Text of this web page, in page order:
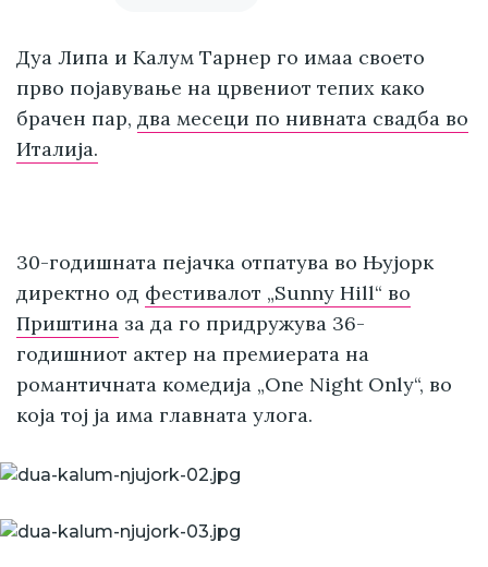
Дуа Липа и Калум Тарнер го имаа своето
прво појавување на црвениот тепих како
брачен пар, два месеци по нивната свадба во
Италија.
30-годишната пејачка отпатува во Њујорк
директно од фестивалот „Sunny Hill“ во
Приштина за да го придружува 36-
годишниот актер на премиерата на
романтичната комедија „One Night Only“, во
која тој ја има главната улога.